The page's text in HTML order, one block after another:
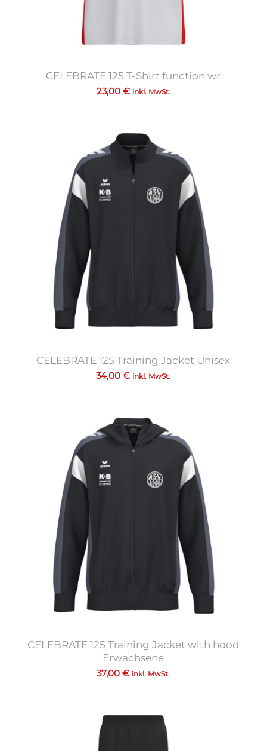
CELEBRATE 125 T-Shirt function wr
23,00 € inkl. MwSt.
CELEBRATE 125 Training Jacket Unisex
34,00€ inkl. MwSt.
CELEBRATE 125 Training Jacket with hood
Erwachsene
37,00€ inkl. MwSt.